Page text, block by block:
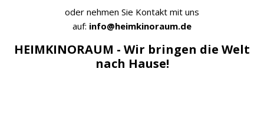
oder nehmen Sie Kontakt mit uns
auf: info@heimkinoraum.de
HEIMKINORAUM - Wir bringen die Welt
nach Hause!